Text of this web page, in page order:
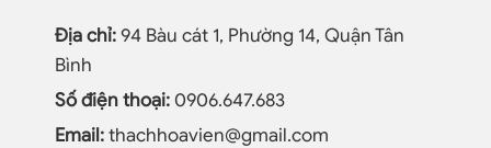
Địa chỉ:94 Bàu cát 1, Phường 14, Quận Tân
Bình
Số điện thoại:0906.647.683
Email:thachhoavien@gmail.com